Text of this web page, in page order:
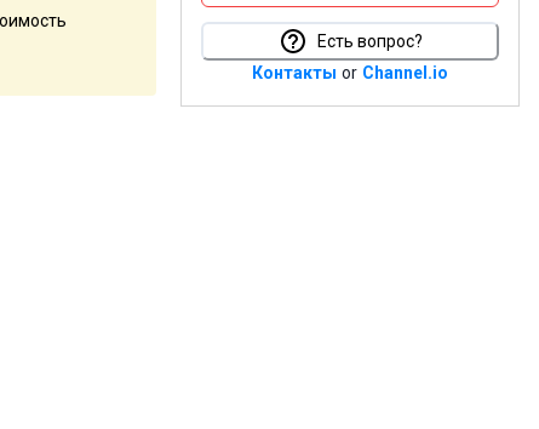
Есть вопрос?
Контакты or Channel.io